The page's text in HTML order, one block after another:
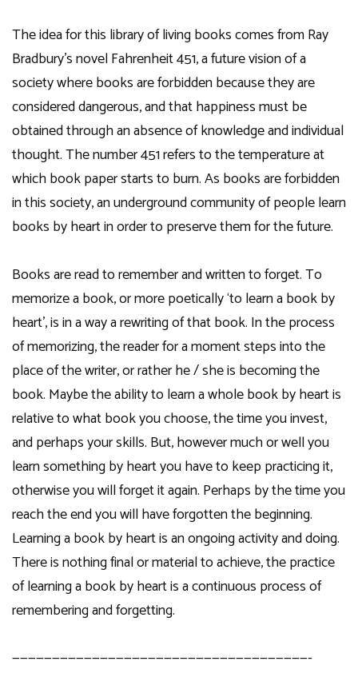
The idea for this library of living books comes from Ray
Bradbury’s novel Fahrenheit 451, a future vision of a
society where books are forbidden because they are
considered dangerous, and that happiness must be
obtained through an absence of knowledge and individual
thought. The number 451 refers to the temperature at
which book paper starts to burn. As books are forbidden
in this society, an underground community of people learn
books by heart in order to preserve them for the future.
Books are read to remember and written to forget. To
memorize a book, or more poetically ‘to learn a book by
heart’, is in a way a rewriting of that book. In the process
of memorizing, the reader for a moment steps into the
place of the writer, or rather he / she is becoming the
book. Maybe the ability to learn a whole book by heart is
relative to what book you choose, the time you invest,
and perhaps your skills. But, however much or well you
learn something by heart you have to keep practicing it,
otherwise you will forget it again. Perhaps by the time you
reach the end you will have forgotten the beginning.
Learning a book by heart is an ongoing activity and doing.
There is nothing final or material to achieve, the practice
of learning a book by heart is a continuous process of
remembering and forgetting.
—————————————————————————————————————-